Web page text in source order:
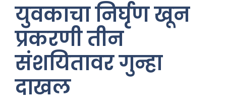
युवकाचा निर्घृण खून
प्रकरणी तीन
संशयितावर गुन्हा
दाखल